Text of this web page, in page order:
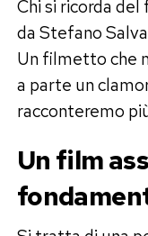
Chi si ricorda del
da Stefano
Un filmetto che
a parte un
racconteremo
Un film